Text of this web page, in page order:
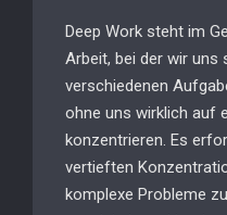
Deep Work steht im
Arbeit, bei der wir uns
verschiedenen
ohne uns wirklich auf
konzentrieren. Es
vertieften
komplexe Probleme